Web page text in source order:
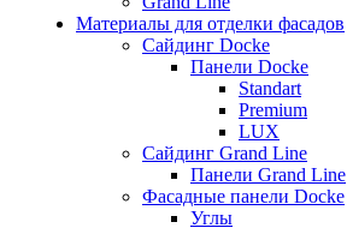
Материалы для отделки фасадов
Сайдинг Docke
Панели Docke
Standart
Premium
LUX
Сайдинг Grand Line
Панели Grand Line
Фасадные панели Docke
Углы